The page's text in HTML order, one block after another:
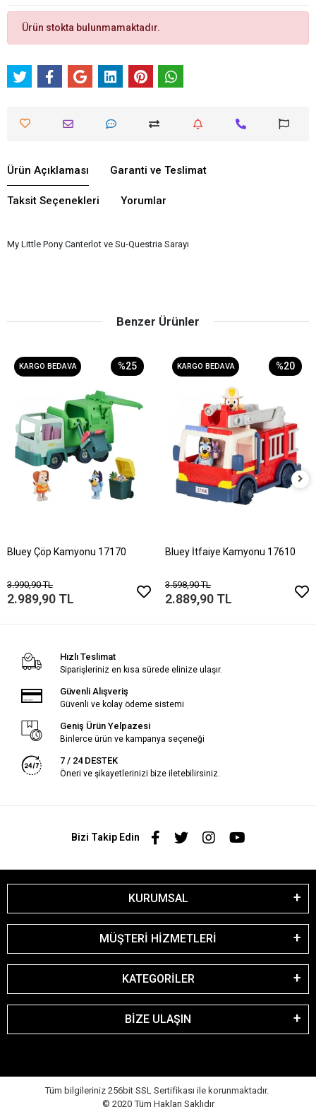
Ürün stokta bulunmamaktadır.
Ürün Açıklaması Garanti ve Teslimat
Taksit Seçenekleri Yorumlar
My Little Pony Canterlot ve Su-Questria Sarayı
Benzer Ürünler
KARGO BEDAVA %25
Bluey Çöp Kamyonu 17170
3.990,90 TL
2.989,90 TL
KARGO BEDAVA %20
Bluey İtfaiye Kamyonu 17610
3.598,90 TL
2.889,90 TL
Hızlı Teslimat
Siparişleriniz en kısa sürede elinize ulaşır.
Güvenli Alışveriş
Güvenli ve kolay ödeme sistemi
Geniş Ürün Yelpazesi
Binlerce ürün ve kampanya seçeneği
7 / 24 DESTEK
Öneri ve şikayetlerinizi bize iletebilirsiniz.
Bizi Takip Edin
KURUMSAL
MÜŞTERİ HİZMETLERİ
KATEGORİLER
BİZE ULAŞIN
Tüm bilgileriniz 256bit SSL Sertifikası ile korunmaktadır.
© 2020 Tüm Hakları Saklıdır